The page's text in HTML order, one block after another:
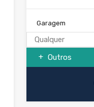
Garagem
Qualquer
Outros